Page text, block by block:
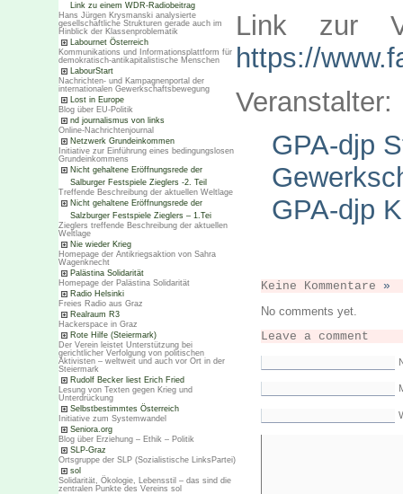
Link zu einem WDR-Radiobeitrag
Hans Jürgen Krysmanski analysierte
gesellschaftliche Strukturen gerade auch im
Hinblick der Klassenproblematik
Labournet Österreich
Kommunikations und Informationsplattform für
demokratisch-antikapitalistische Menschen
LabourStart
Nachrichten- und Kampagnenportal der
internationalen Gewerkschaftsbewegung
Lost in Europe
Blog über EU-Politik
nd journalismus von links
Online-Nachrichtenjournal
Netzwerk Grundeinkommen
Initiative zur Einführung eines bedingungslosen
Grundeinkommens
Nicht gehaltene Eröffnungsrede der
Salburger Festspiele Zieglers -2. Teil
Treffende Beschreibung der aktuellen Weltlage
Nicht gehaltene Eröffnungsrede der
Salzburger Festspiele Zieglers – 1.Tei
Zieglers treffende Beschreibung der aktuellen
Weltlage
Nie wieder Krieg
Homepage der Antikriegsaktion von Sahra
Wagenknecht
Palästina Solidarität
Homepage der Palästina Solidarität
Radio Helsinki
Freies Radio aus Graz
Realraum R3
Hackerspace in Graz
Rote Hilfe (Steiermark)
Der Verein leistet Unterstützung bei
gerichtlicher Verfolgung von politischen
Aktivisten – weltweit und auch vor Ort in der
Steiermark
Rudolf Becker liest Erich Fried
Lesung von Texten gegen Krieg und
Unterdrückung
Selbstbestimmtes Österreich
Initiative zum Systemwandel
Seniora.org
Blog über Erziehung – Ethik – Politik
SLP-Graz
Ortsgruppe der SLP (Sozialistische LinksPartei)
sol
Solidarität, Ökologie, Lebensstil – das sind die
zentralen Punkte des Vereins sol
Link zur
https://
Veranstalter:
GPA-djp
GPA-djp
Keine Kommentare »
No comments yet.
Leave a comment